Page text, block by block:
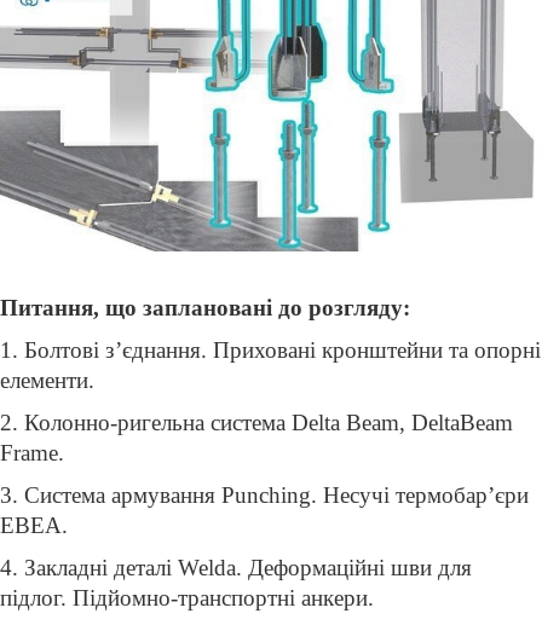
Питання, що заплановані до розгляду:
1. Болтові з’єднання. Приховані кронштейни та опорні
елементи.
2. Колонно-ригельна система Delta Beam, DeltaBeam
Frame.
3. Система армування Punching. Несучі термобар’єри
EBEA.
4. Закладні деталі Welda. Деформаційні шви для
підлог. Підйомно-транспортні анкери.